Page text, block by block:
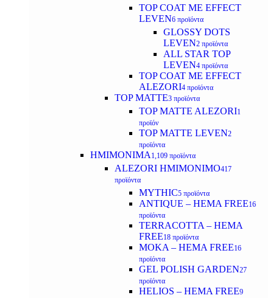
TOP COAT ME EFFECT
LEVEN6 προϊόντα
GLOSSY DOTS
LEVEN2 προϊόντα
ALL STAR TOP
LEVEN4 προϊόντα
TOP COAT ME EFFECT
ALEZORI4 προϊόντα
TOP MATTE3 προϊόντα
TOP MATTE ALEZORI1
προϊόν
TOP MATTE LEVEN2
προϊόντα
ΗΜΙΜΟΝΙΜΑ 1,109 προϊόντα
ALEZORI ΗΜΙΜΟΝΙΜΟ417
προϊόντα
MYTHIC5 προϊόντα
ANTIQUE – HEMA FREE16
προϊόντα
TERRACOTTA – HEMA
FREE18 προϊόντα
MOKA – HEMA FREE16
προϊόντα
GEL POLISH GARDEN27
προϊόντα
HELIOS – HEMA FREE9